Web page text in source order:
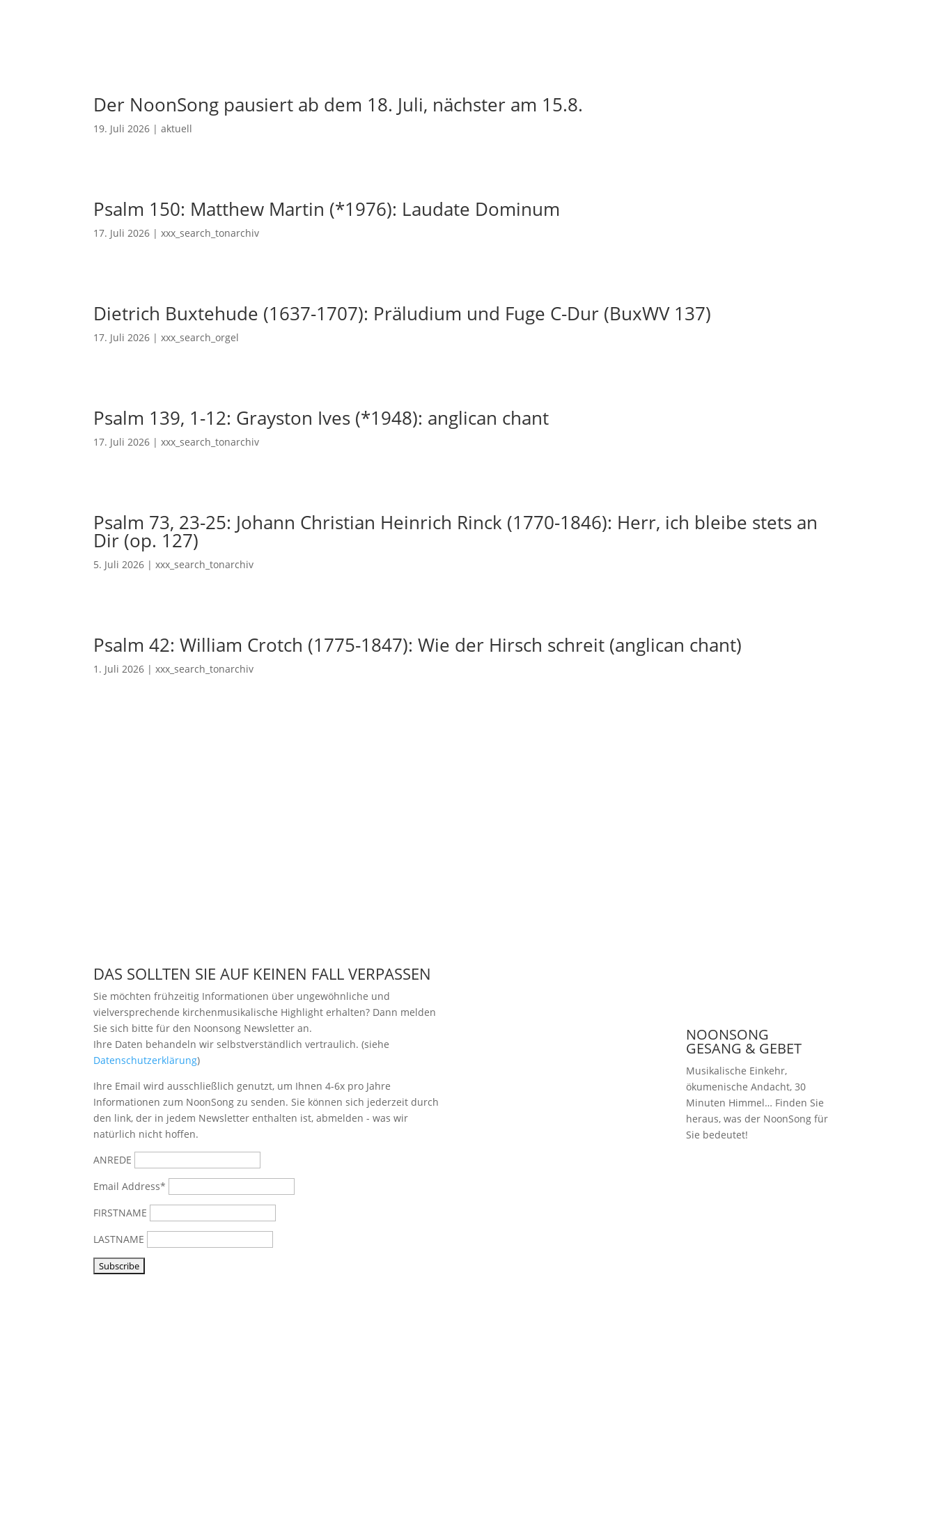
Der NoonSong pausiert ab dem 18. Juli, nächster am 15.8.
19. Juli 2026 |aktuell
Psalm 150: Matthew Martin (*1976): Laudate Dominum
17. Juli 2026 |xxx_search_tonarchiv
Dietrich Buxtehude (1637-1707): Präludium und Fuge C-Dur (BuxWV 137)
17. Juli 2026 |xxx_search_orgel
Psalm 139, 1-12: Grayston Ives (*1948): anglican chant
17. Juli 2026 |xxx_search_tonarchiv
Psalm 73, 23-25: Johann Christian Heinrich Rinck (1770-1846): Herr, ich bleibe stets an
Dir (op. 127)
5. Juli 2026 |xxx_search_tonarchiv
Psalm 42: William Crotch (1775-1847): Wie der Hirsch schreit (anglican chant)
1. Juli 2026 |xxx_search_tonarchiv
DAS SOLLTEN SIE AUF KEINEN FALL VERPASSEN
Sie möchten frühzeitig Informationen über ungewöhnliche und
vielversprechende kirchenmusikalische Highlight erhalten? Dann melden
Sie sich bittefür den Noonsong Newsletter an.
Ihre Daten behandeln wir selbstverständlich vertraulich. (siehe
Datenschutzerklärung)
Ihre Email wird ausschließlich genutzt, um Ihnen 4-6x pro Jahre
Informationen zum NoonSong zu senden. Sie können sich jederzeit durch
den link, der in jedem Newsletter enthalten ist, abmelden - was wir
natürlich nicht hoffen.
ANREDE
Email Address*
FIRSTNAME
LASTNAME
NOONSONG
GESANG & GEBET
Musikalische Einkehr,
ökumenische Andacht, 30
Minuten Himmel… Finden Sie
heraus, was der NoonSong für
Sie bedeutet!